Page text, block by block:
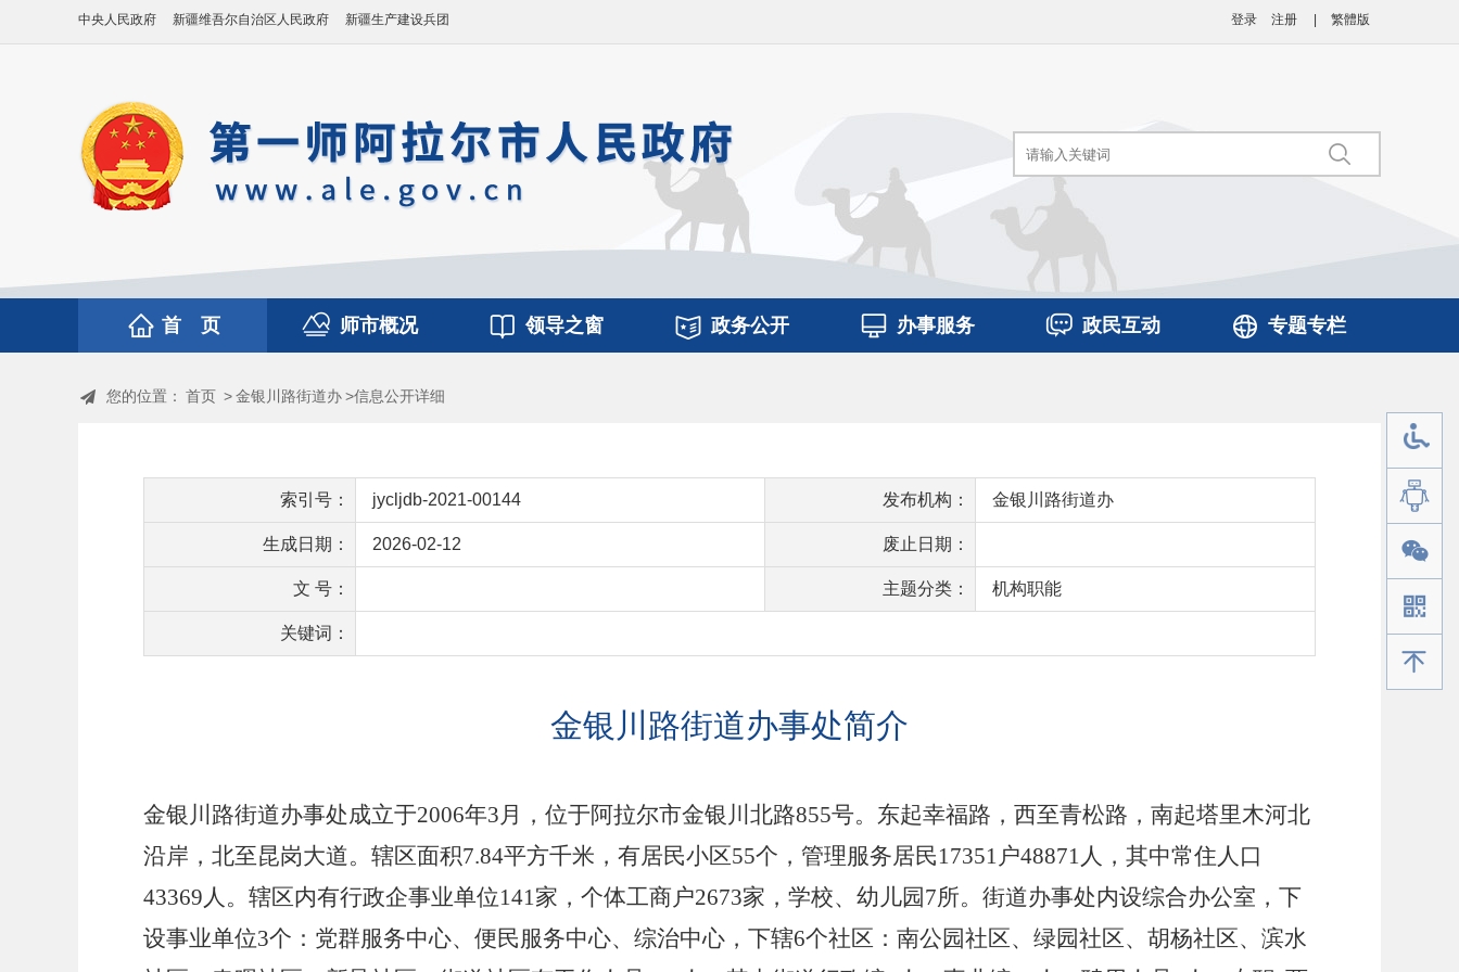
登录 注册 繁體版
中央人民政府 新疆维吾尔自治区人民政府 新疆生产建设兵团
首 页 师市概况 领导之窗 政务公开 办事服务 政民互动 专题专栏
您的位置： 首页 >金银川路街道办>信息公开详细
索引号： jycljdb-2021-00144 发布机构： 金银川路街道办
生成日期： 2026-02-12 废止日期：
文 号： 主题分类： 机构职能
关键词：
金银川路街道办事处简介
金银川 路街道办事处成立于2006年3月，位于阿拉尔市金银川北路855号。东起幸福路，西至青松路，南起塔里木河北
沿岸，北至昆岗大道。辖区面积7.84平方千米，有居民小区55个，管理服务居民17351户48871人，其中常住人口
43369人。辖区内有行政企事业单位141家，个体工商户2673家，学校、幼儿园7所。街道办事处内设综合办公室，下
设事业单位3个：党群服务中心、便民服务中心、综治中心，下辖6个社区：南公园社区、绿园社区、胡杨社区、滨水
手机版